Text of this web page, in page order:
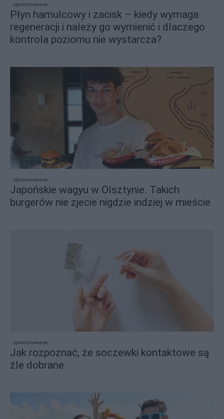
sponsorowane
Płyn hamulcowy i zacisk – kiedy wymaga
regeneracji i należy go wymienić i dlaczego
kontrola poziomu nie wystarcza?
sponsorowane
Japońskie wagyu w Olsztynie. Takich
burgerów nie zjecie nigdzie indziej w mieście
sponsorowane
Jak rozpoznać, że soczewki kontaktowe są
źle dobrane